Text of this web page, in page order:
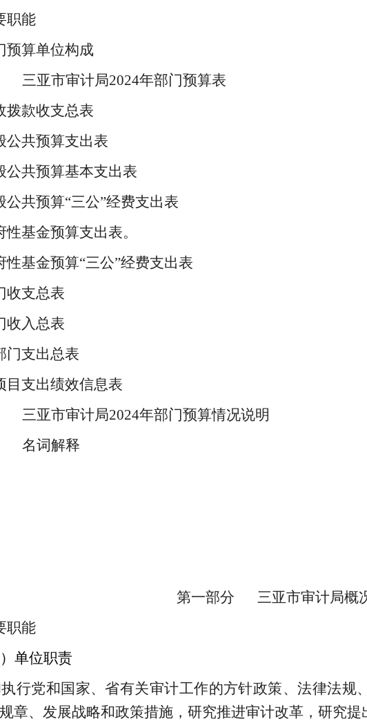
职能
预算单位构成
三亚市审计局2024年部门预算表
拨款收支总表
公共预算支出表
公共预算基本支出表
公共预算“三公”经费支出表
性基金预算支出表。
性基金预算“三公”经费支出表
收支总表
收入总表
门支出总表
目支出绩效信息表
三亚市审计局2024年部门预算情况说明
名词解释
第一部分 三亚市审计局概
职能
单位职责
行党和国家、省有关审计工作的方针政策、法律法规
章、发展战略和政策措施，研究推进审计改革，研究